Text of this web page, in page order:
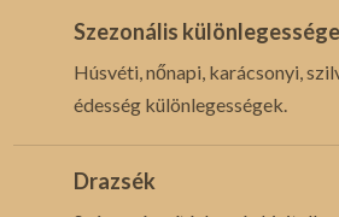
Szezonális
Húsvéti, nőnapi, karácsonyi,
édesség különlegességek.
Drazsék